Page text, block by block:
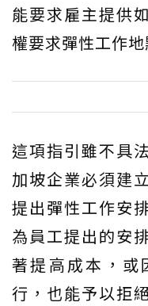
能要求雇主提供
權要求彈性工作
這項指引雖不具
加坡企業必須建
提出彈性工作安
為員工提出的安
著提高成本，或
行，也能予以拒